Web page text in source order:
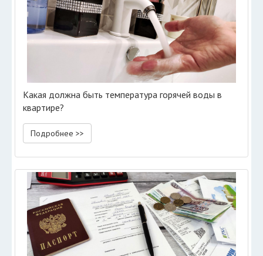
Какая должна быть температура горячей воды в
квартире?
Подробнее >>